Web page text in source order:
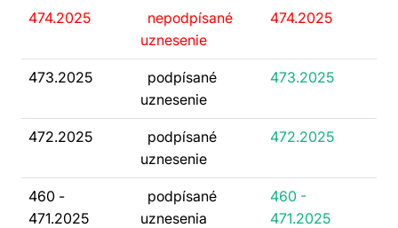
474.2025
nepodpísané
uznesenie
474.2025
473.2025
podpísané
uznesenie
473.2025
472.2025
podpísané
uznesenie
472.2025
460 -
471.2025
podpísané
uznesenia
460 -
471.2025